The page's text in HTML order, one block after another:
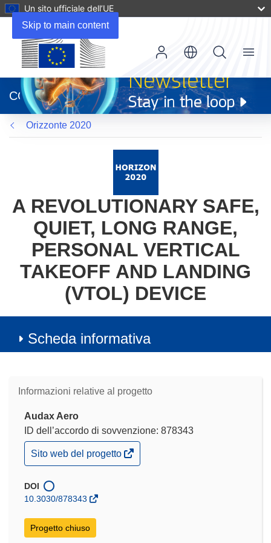
Skip to main content
Un sito ufficiale dell’UE
apre
in
una
nuova
finestra)
CORDIS
Menu
Orizzonte 2020
A REVOLUTIONARY SAFE,
QUIET, LONG RANGE,
PERSONAL VERTICAL
TAKEOFF AND LANDING
(VTOL) DEVICE
Scheda informativa
Informazioni relative al progetto
Audax Aero
ID dell’accordo di sovvenzione: 878343
(si
apre
una
nuova
Sito web del progetto
DOI
10.3030/878343
Progetto chiuso